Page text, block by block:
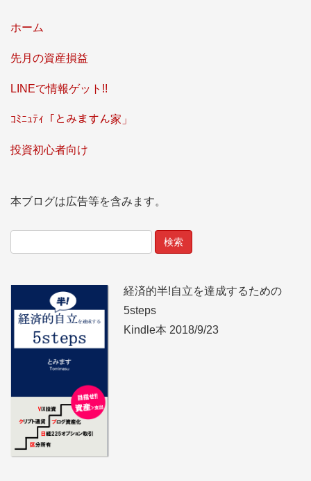
ホーム
先月の資産損益
LINEで情報ゲット!!
ｺﾐﾆｭﾃｨ「とみますん家」
投資初心者向け
本ブログは広告等を含みます。
経済的半!自立を達成するための
5steps
Kindle本 2018/9/23